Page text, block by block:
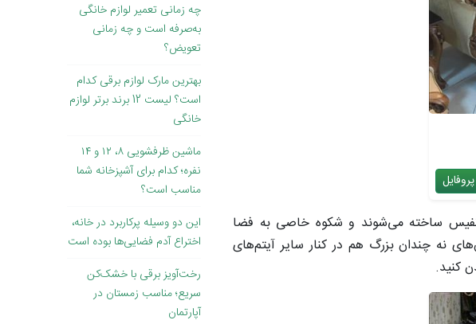
نفیس ساخته می‌شوند و شکوه خاصی به فضا
نه چندان بزرگ هم در کنار سایر آیتم‌های
کنید.
چه زمانی تعمیر لوازم خانگی
به‌صرفه است و چه زمانی
تعویض؟
بهترین مارک لوازم برقی کدام
است؟ لیست 12 برند برتر لوازم
خانگی
ماشین ظرفشویی ۸، ۱۲ و ۱۴
نفره؛ کدام برای آشپزخانه شما
مناسب است؟
این دو وسیله پرکاربرد در خانه،
اختراع آدم فضایی‌ها بوده است
رخت‌آویز برقی با خشک‌کن
سریع؛ مناسب زمستان در
آپارتمان